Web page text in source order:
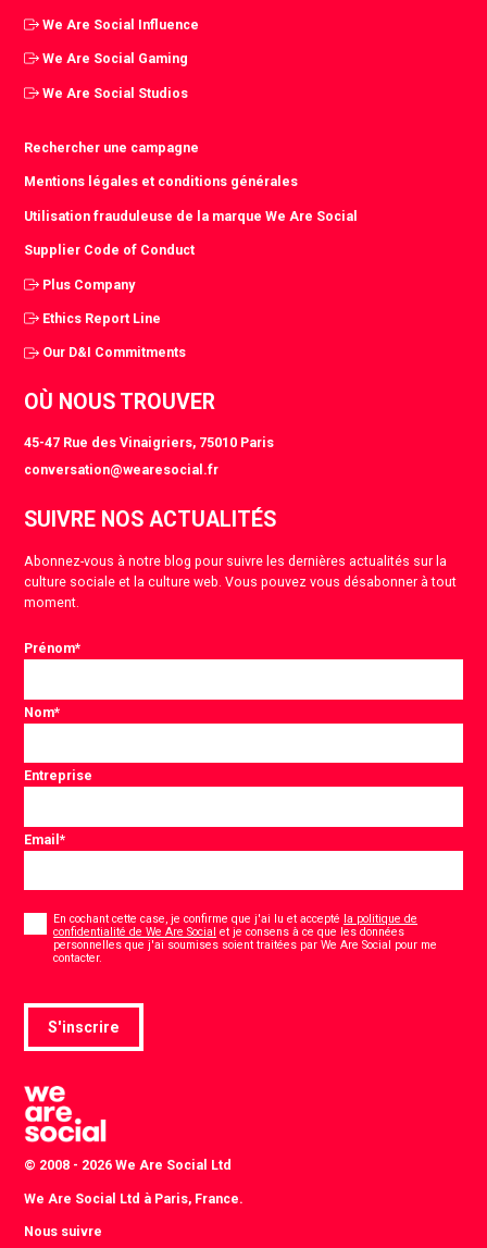
We Are Social Influence
We Are Social Gaming
We Are Social Studios
Rechercher une campagne
Mentions légales et conditions générales
Utilisation frauduleuse de la marque We Are Social
Supplier Code of Conduct
Plus Company
Ethics Report Line
Our D&I Commitments
OÙ NOUS TROUVER
45-47 Rue des Vinaigriers, 75010 Paris
conversation@wearesocial.fr
SUIVRE NOS ACTUALITÉS
Abonnez-vous à notre blog pour suivre les dernières actualités sur la
culture sociale et la culture web. Vous pouvez vous désabonner à tout
moment.
Prénom*
Nom*
Entreprise
Email*
En cochant cette case, je confirme que j'ai lu et accepté la politique de
confidentialité de We Are Social et je consens à ce que les données
personnelles que j'ai soumises soient traitées par We Are Social pour me
contacter.
S'inscrire
© 2008 - 2026 We Are Social Ltd
We Are Social Ltd à Paris, France.
Nous suivre